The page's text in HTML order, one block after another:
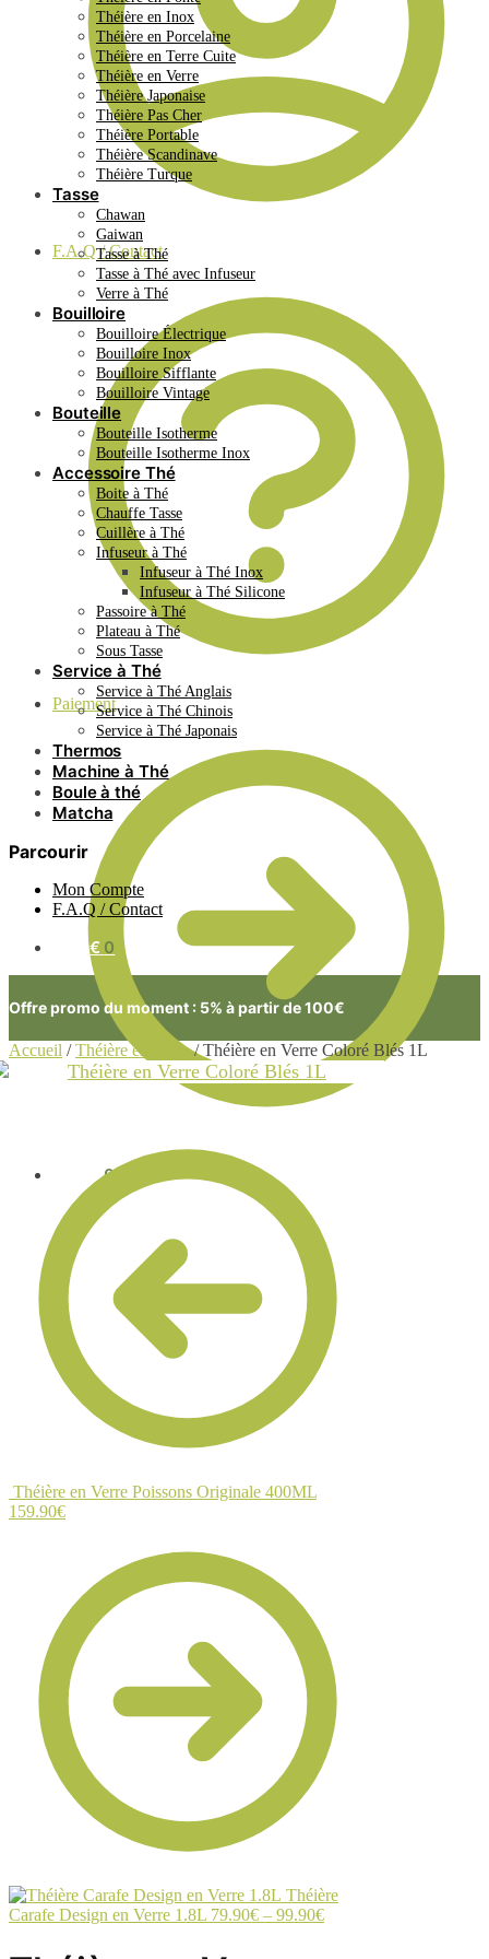
F.A.Q / Contact
Paiement
€ 0
Théière en Inox
Théière en Porcelaine
Théière en Terre Cuite
Théière en Verre
Théière Japonaise
Théière Pas Cher
Théière Portable
Théière Scandinave
Théière Turque
Tasse
Chawan
Gaiwan
Tasse à Thé
Tasse à Thé avec Infuseur
Verre à Thé
Bouilloire
Bouilloire Électrique
Bouilloire Inox
Bouilloire Sifflante
Bouilloire Vintage
Bouteille
Bouteille Isotherme
Bouteille Isotherme Inox
Accessoire Thé
Boite à Thé
Chauffe Tasse
Cuillère à Thé
Infuseur à Thé
Infuseur à Thé Inox
Infuseur à Thé Silicone
Passoire à Thé
Plateau à Thé
Sous Tasse
Service à Thé
Service à Thé Anglais
Service à Thé Chinois
Service à Thé Japonais
Thermos
Machine à Thé
Boule à thé
Matcha
Parcourir
Mon Compte
F.A.Q / Contact
0.00€ 0
Offre promo du moment : 5% à partir de 100€
Accueil /Théière en Verre/Théière en Verre Coloré Blés 1L
Théière en Verre Poissons Originale 400ML
159.90€
Théière
Carafe Design en Verre 1.8L 79.90€ – 99.90€